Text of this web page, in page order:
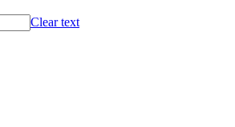
Clear text